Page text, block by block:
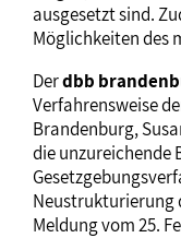
ausgesetzt sind.
Möglichkeiten des
Derdbb
Verfahrensweise
Brandenburg,
die unzureichende
Neustrukturierung
Meldung vom 25.